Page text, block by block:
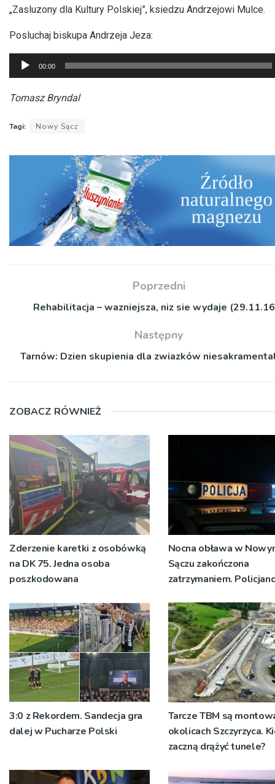
„Zasluzony dla Kultury Polskiej”, ksiedzu Andrzejowi Mulce.
Posluchaj biskupa Andrzeja Jeza:
Odtwarzacz
plików
dźwiękowych
00:00
Tomasz Bryndal
Tagi: Nowy Sącz
Poprzedni
Rehabilitacja – wazniejsza, niz sie wydaje
Następny
Tarnów: Dzien skupienia dla zwiazków
ZOBACZ RÓWNIEŻ
Zderzenie karetki z osobówką
na DK 75. Jedna osoba
poszkodowana
Nocna obława w
Sączu zakończona
zatrzymaniem.
dźgnięcia 31-letniego
mężczyzny
3:0 z Rekordem. Sandecja gra
dalej w Pucharze Polski
Tarcze TBM są
okolicach Szczyrzyca.
zaczną drążyć tunele?